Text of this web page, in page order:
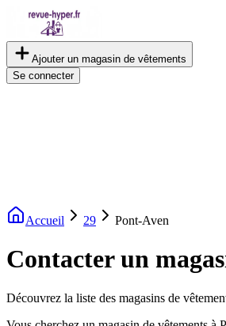
Ajouter un magasin de vêtements
Se connecter
Accueil 29 Pont-Aven
Contacter un
Découvrez la liste des magasins de